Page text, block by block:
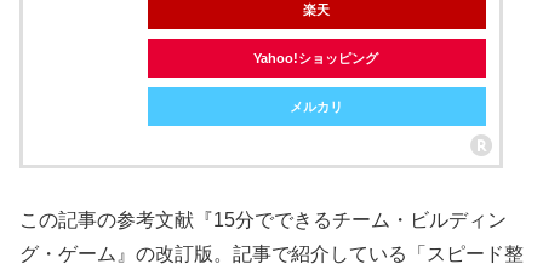
楽天
Yahoo!ショッピング
メルカリ
この記事の参考文献『15分でできるチーム・ビルディン
グ・ゲーム』の改訂版。記事で紹介している「スピード整